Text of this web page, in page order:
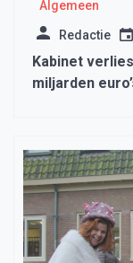
Algemeen
Redactie
Kabinet
miljarden